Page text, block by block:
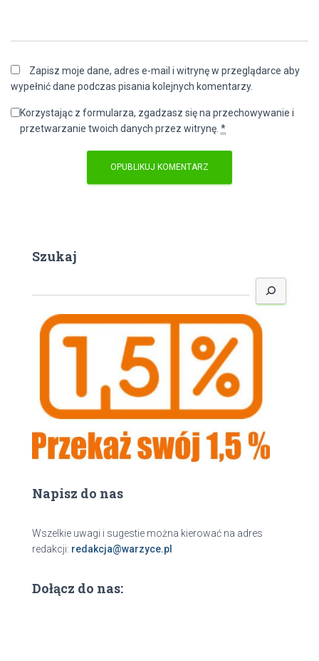
Zapisz moje dane, adres e-mail i witrynę w przeglądarce aby
wypełnić dane podczas pisania kolejnych komentarzy.
Korzystając z formularza, zgadzasz się na przechowywanie i
przetwarzanie twoich danych przez witrynę. *
Szukaj
z
Napisz do nas
Wszelkie uwagi i sugestie można kierować na adres
redakcji: redakcja@warzyce.pl
Dołącz do nas: